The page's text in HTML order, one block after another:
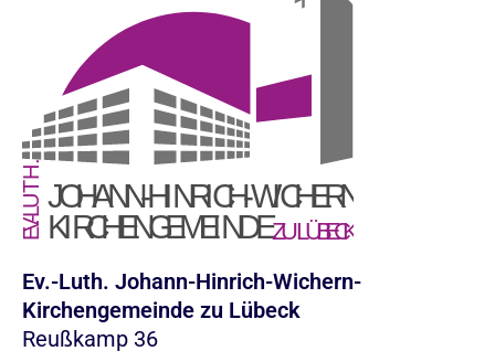
Ev.-Luth. Johann-Hinrich-Wichern-
Kirchengemeinde zu Lübeck
Reußkamp 36